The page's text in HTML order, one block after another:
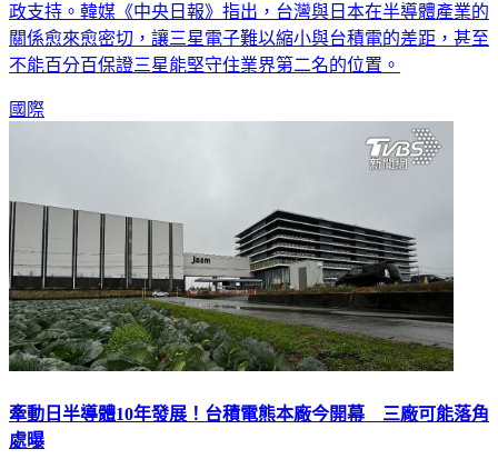
政支持。韓媒《中央日報》指出，台灣與日本在半導體產業的
關係愈來愈密切，讓三星電子難以縮小與台積電的差距，甚至
不能百分百保證三星能堅守住業界第二名的位置。
國際
牽動日半導體10年發展！台積電熊本廠今開幕 三廠可能落角
處曝